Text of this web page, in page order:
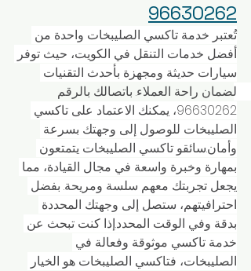
96630262
تُعتبر خدمة تاكسي الصليبخات واحدة من
أفضل خدمات التنقل في الكويت، حيث توفر
سيارات حديثة ومجهزة بأحدث التقنيات
لضمان راحة العملاء. باتصالك بالرقم
96630262، يمكنك الاعتماد على تاكسي
الصليبخات للوصول إلى وجهتك بسرعة
وأمان.سائقو تاكسي الصليبخات يتمتعون
بمهارة وخبرة واسعة في مجال القيادة، مما
يجعل تجربتك معهم سلسة ومريحة. بفضل
احترافيتهم، ستصل إلى وجهتك المحددة
بدقة وفي الوقت المحدد.إذا كنت تبحث عن
خدمة تاكسي موثوقة وفعالة في
الصليبخات، فتاكسي الصليبخات هو الخيار